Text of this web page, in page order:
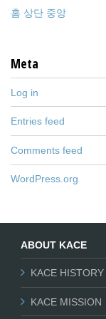
홈 상단 중앙
Meta
Log in
Entries feed
Comments feed
WordPress.org
ABOUT KACE
KACE HISTORY
KACE MISSION